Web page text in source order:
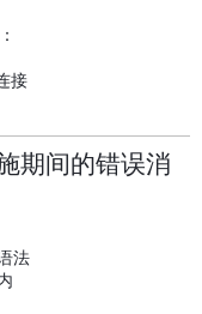
接
期间的错误消
法